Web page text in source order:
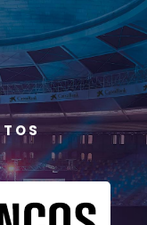
T O S